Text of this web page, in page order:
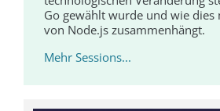
Go gewählt wurde und wie dies
von Node.js zusammenhängt.
Mehr Sessions...